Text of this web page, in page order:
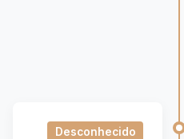
Desconhecido